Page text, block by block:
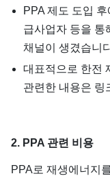
PPA 제도 도입
급사업자 등을 통
채널이 생겼습니
대표적으로 한전
관련한 내용은 링
2. PPA 관련 비용
PPA로 재생에너지